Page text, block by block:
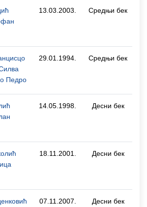
13.03.2003. Средњи бек
Педро
29.01.1994. Средњи бек
14.05.1998. Десни бек
18.11.2001. Десни бек
07.11.2007. Десни бек